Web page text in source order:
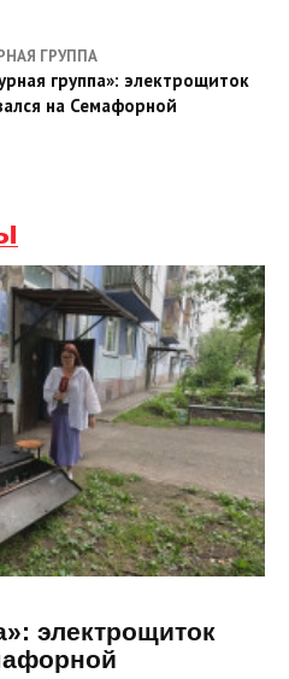
ГРУППА
группа»: электрощиток
на Семафорной
электрощиток